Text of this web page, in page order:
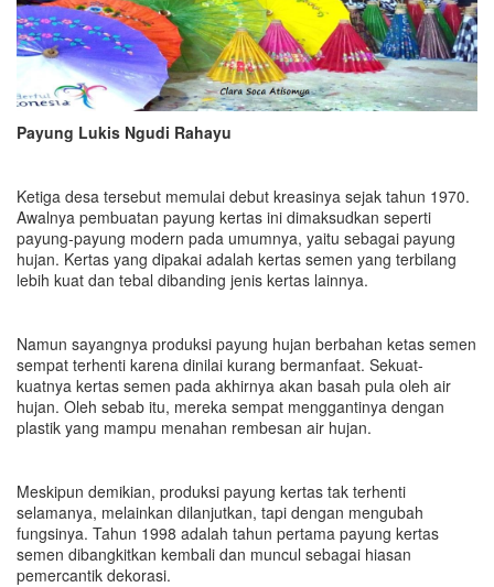
Payung Lukis Ngudi Rahayu
Ketiga desa tersebut memulai debut kreasinya sejak tahun 1970.
Awalnya pembuatan payung kertas ini dimaksudkan seperti
payung-payung modern pada umumnya, yaitu sebagai payung
hujan. Kertas yang dipakai adalah kertas semen yang terbilang
lebih kuat dan tebal dibanding jenis kertas lainnya.
Namun sayangnya produksi payung hujan berbahan ketas semen
sempat terhenti karena dinilai kurang bermanfaat. Sekuat-
kuatnya kertas semen pada akhirnya akan basah pula oleh air
hujan. Oleh sebab itu, mereka sempat menggantinya dengan
plastik yang mampu menahan rembesan air hujan.
Meskipun demikian, produksi payung kertas tak terhenti
selamanya, melainkan dilanjutkan, tapi dengan mengubah
fungsinya. Tahun 1998 adalah tahun pertama payung kertas
semen dibangkitkan kembali dan muncul sebagai hiasan
pemercantik dekorasi.